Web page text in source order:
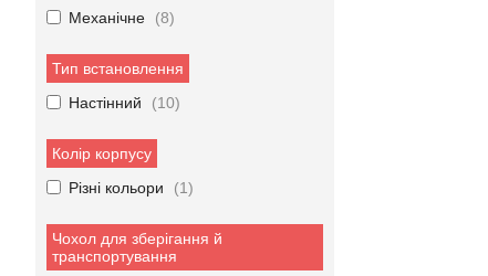
Механічне
8
Тип встановлення
Настінний
10
Колір корпусу
Різні кольори
1
Чохол для зберігання й
транспортування